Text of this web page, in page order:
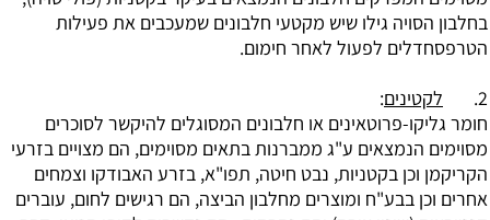
בחלבון הסויה גילו שיש מקטעי חלבונים שמעכבים את פעילות
הטרפסחדלים לפעול לאחר חימום.
2.
לקטינים:
חומר גליקו-פרוטאינים או חלבונים המסוגלים להיקשר לסוכרים
מסוימים הנמצאים ע"ג ממברנות בתאים מסוימים, הם מצויים בזרעי
הקריקמן וכן בקטניות, נבט חיטה, תפו"א, בזרע האבודקו וצמחים
אחרים וכן בבע"ח ומוצרים מחלבון הביצה, הם רגישים לחום, עוברים